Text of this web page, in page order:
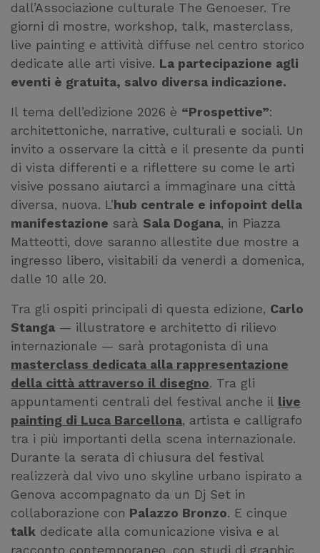
dall’Associazione culturale The Genoeser. Tre
giorni di mostre, workshop, talk, masterclass,
live painting e attività diffuse nel centro storico
dedicate alle arti visive. La partecipazione agli
eventi è gratuita, salvo diversa indicazione.
Il tema dell’edizione 2026 è “Prospettive”:
architettoniche, narrative, culturali e sociali. Un
invito a osservare la città e il presente da punti
di vista differenti e a riflettere su come le arti
visive possano aiutarci a immaginare una città
diversa, nuova. L’ hub centrale e infopoint della
manifestazione sarà Sala Dogana, in Piazza
Matteotti, dove saranno allestite due mostre a
ingresso libero, visitabili da venerdì a domenica,
dalle 10 alle 20.
Tra gli ospiti principali di questa edizione, Carlo
Stanga — illustratore e architetto di rilievo
internazionale — sarà protagonista di una
masterclass dedicata alla rappresentazione
della città attraverso il disegno. Tra gli
appuntamenti centrali del festival anche il live
painting di Luca Barcellona, artista e calligrafo
tra i più importanti della scena internazionale.
Durante la serata di chiusura del festival
realizzerà dal vivo uno skyline urbano ispirato a
Genova accompagnato da un Dj Set in
collaborazione con Palazzo Bronzo. E cinque
talk dedicate alla comunicazione visiva e al